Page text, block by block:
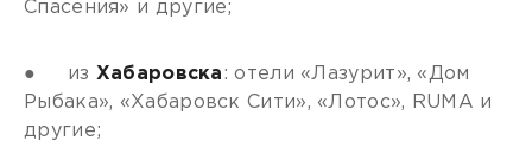
Спасения» и другие;
● из Хабаровска : отели «Лазурит», «Дом
Рыбака», «Хабаровск Сити», «Лотос», RUMA и
другие;